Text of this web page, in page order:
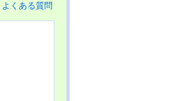
よくある質問